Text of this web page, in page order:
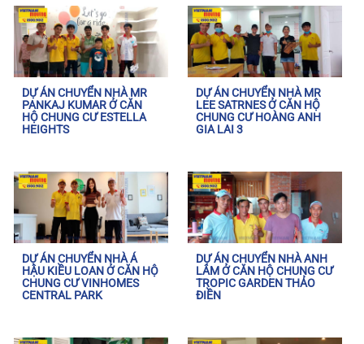
DỰ ÁN CHUYỂN NHÀ MR
PANKAJ KUMAR Ở CĂN
HỘ CHUNG CƯ ESTELLA
HEIGHTS
DỰ ÁN CHUYỂN NHÀ MR
LEE SATRNES Ở CĂN HỘ
CHUNG CƯ HOÀNG ANH
GIA LAI 3
DỰ ÁN CHUYỂN NHÀ Á
HẬU KIỀU LOAN Ở CĂN HỘ
CHUNG CƯ VINHOMES
CENTRAL PARK
DỰ ÁN CHUYỂN NHÀ ANH
LÂM Ở CĂN HỘ CHUNG CƯ
TROPIC GARDEN THẢO
ĐIỀN